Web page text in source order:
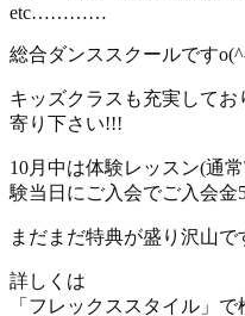
etc…………
総合ダンススクールです
キッズクラスも充実して
寄り下さい!!!
10月中は体験レッスン(通
験当日にご入会でご入会金
まだまだ特典が盛り沢山で
詳しくは
「フレックススタイル」で